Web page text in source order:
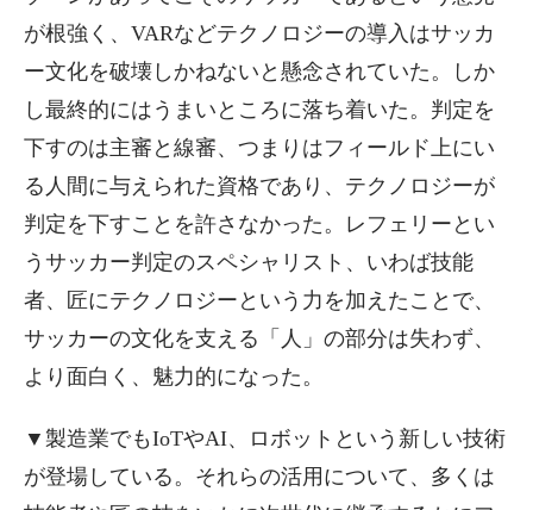
が根強く、VARなどテクノロジーの導入はサッカ
ー文化を破壊しかねないと懸念されていた。しか
し最終的にはうまいところに落ち着いた。判定を
下すのは主審と線審、つまりはフィールド上にい
る人間に与えられた資格であり、テクノロジーが
判定を下すことを許さなかった。レフェリーとい
うサッカー判定のスペシャリスト、いわば技能
者、匠にテクノロジーという力を加えたことで、
サッカーの文化を支える「人」の部分は失わず、
より面白く、魅力的になった。
▼製造業でもIoTやAI、ロボットという新しい技術
が登場している。それらの活用について、多くは